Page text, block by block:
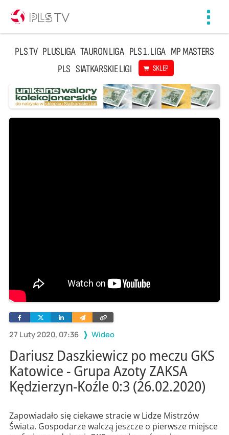
PLS TV PLUSLIGA TAURON LIGA PLS 1. LIGA MP MASTERS
PLS SIATKARSKIE LIGI SKLEP
27 Luty 2020, 07:36 Wideo
FacebookTwitterLinkedinWyślij
e-
Skopiuj
link
Dariusz Daszkiewicz po meczu GKS
Katowice - Grupa Azoty ZAKSA
Kędzierzyn-Koźle 0:3 (26.02.2020)
Zapowiadało się ciekawe stracie w Lidze Mistrzów
Świata. Gospodarze walczą jeszcze o pierwsze miejsce